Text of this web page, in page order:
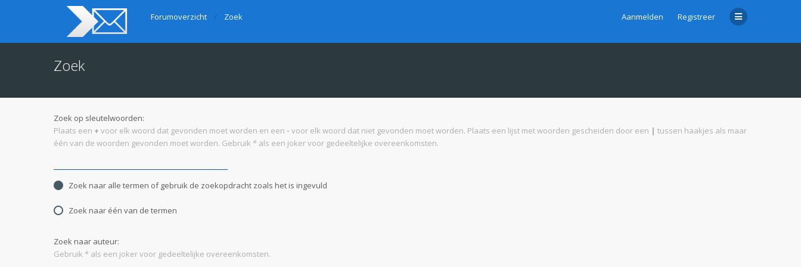
Aanmelden Registreer
Forumoverzicht Zoek
Zoek
Zoek op sleutelwoorden:
Plaats een + voor elk woord dat gevonden moet worden en een - voor elk woord dat niet gevonden moet worden. Plaats een lijst met woorden gescheiden door een | tussen haakjes als maar
één van de woorden gevonden moet worden. Gebruik * als een joker voor gedeeltelijke overeenkomsten.
Zoek naar alle termen of gebruik de zoekopdracht zoals het is ingevuld
Zoek naar één van de termen
Zoek naar auteur:
Gebruik * als een joker voor gedeeltelijke overeenkomsten.